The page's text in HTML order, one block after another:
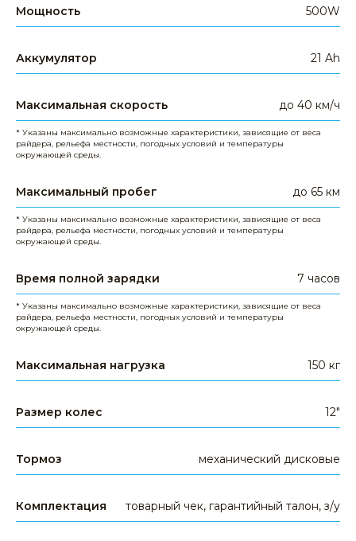
Мощность 500W
Аккумулятор 21 Ah
Максимальная скорость до 40 км/ч
* Указаны максимально возможные характеристики, зависящие от веса
райдера, рельефа местности, погодных условий и температуры
окружающей среды.
Максимальный пробег до 65 км
* Указаны максимально возможные характеристики, зависящие от веса
райдера, рельефа местности, погодных условий и температуры
окружающей среды.
Время полной зарядки 7 часов
* Указаны максимально возможные характеристики, зависящие от веса
райдера, рельефа местности, погодных условий и температуры
окружающей среды.
Максимальная нагрузка 150 кг
Размер колес 12"
Тормоз механический дисковые
Комплектация товарный чек, гарантийный талон, з/у
WHATSAPP TELEGRAM EMAIL
доставка и оплата
КАТЕГОРИИ ТОВАРОВ
электросамокаты
электроскутеры
аксессуары
другое